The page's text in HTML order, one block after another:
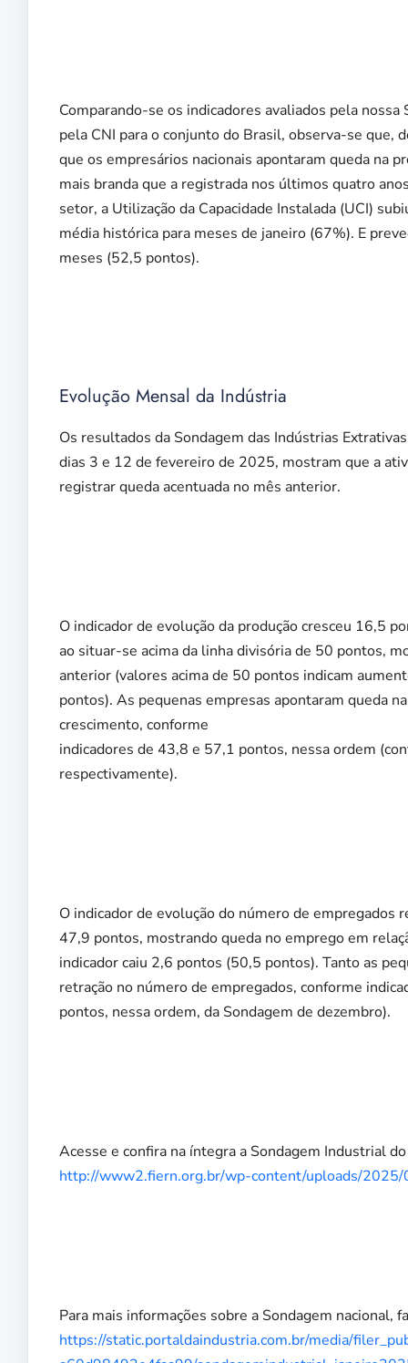
Comparando-se os indicadores avaliados pela
pela CNI para o conjunto do Brasil, observa-se que,
que os empresários nacionais apontaram queda na
mais branda que a registrada nos últimos quatro
setor, a Utilização da Capacidade Instalada (UCI)
média histórica para meses de janeiro (67%). E
meses (52,5 pontos).
Evolução Mensal da Indústria
Os resultados da Sondagem das Indústrias
dias 3 e 12 de fevereiro de 2025, mostram que a
registrar queda acentuada no mês anterior.
O indicador de evolução da produção cresceu 16,5
ao situar-se acima da linha divisória de 50 pontos,
anterior (valores acima de 50 pontos indicam
pontos). As pequenas empresas apontaram queda
crescimento, conforme
indicadores de 43,8 e 57,1 pontos, nessa ordem
respectivamente).
O indicador de evolução do número de
47,9 pontos, mostrando queda no emprego em
indicador caiu 2,6 pontos (50,5 pontos). Tanto as
retração no número de empregados, conforme
pontos, nessa ordem, da Sondagem de dezembro).
Acesse e confira na íntegra a Sondagem Industrial
http://www2.fiern.org.br/wp-content/uploads/2025/
Para mais informações sobre a Sondagem nacional,
https://static.portaldaindustria.com.br/media/